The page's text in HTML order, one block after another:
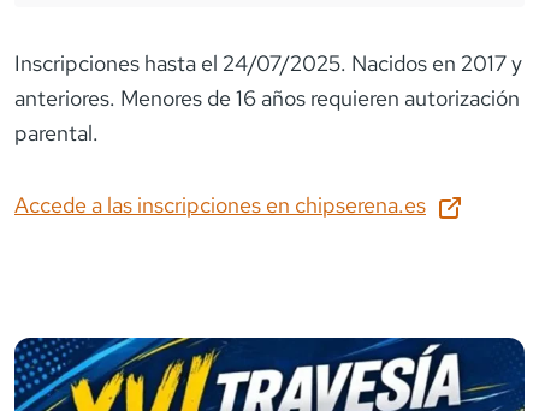
Inscripciones hasta el 24/07/2025. Nacidos en 2017 y
anteriores. Menores de 16 años requieren autorización
parental.
Accede a las inscripciones en chipserena.es